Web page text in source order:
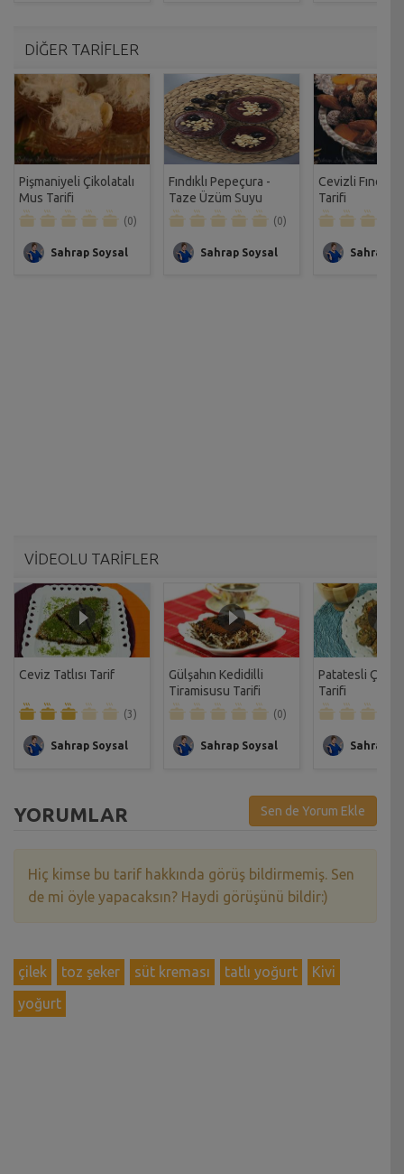
DİĞER TARİFLER
Pişmaniyeli Çikolatalı
Mus Tarifi
(0)
Sahrap Soysal
Fındıklı Pepeçura -
Taze Üzüm Suyu
Muhallebisi Tarifi
(0)
Sahrap Soysal
Cevizli
Tarifi
Sahrap
VİDEOLU TARİFLER
Ceviz Tatlısı Tarif
(3)
Sahrap Soysal
Gülşahın Kedidilli
Tiramisusu Tarifi
(0)
Sahrap Soysal
Patatesli Çıtır
Tarifi
Sahrap
YORUMLAR Sen de Yorum Ekle
Hiç kimse bu tarif hakkında görüş bildirmemiş. Sen
de mi öyle yapacaksın? Haydi görüşünü bildir:)
çilek toz şeker süt kreması tatlı yoğurt
Kivi
yoğurt